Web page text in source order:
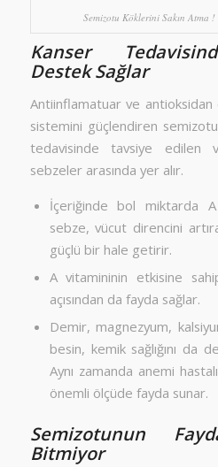
Semizotu Köklerini Sakın Atma
Kanser
Destek Sağlar
Antiinflamatuar ve antioksidan
sistemini güçlendiren
tedavisinde tavsiye edilen
sebzeler arasında yer alır.
İçeriğinde bol miktarda
sebze, vücut direncini
güçlü bir hale getirir.
A vitamininin etkisine
açısından da fayda sağlar.
Demir, magnezyum,
besin, kemik sağlığını da
Aynı zamanda anemi
önemli ölçüde fayda sunar.
Semizotunun
Bitmiyor